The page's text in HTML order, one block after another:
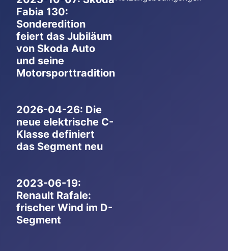
Fabia 130:
Sonderedition
feiert das Jubiläum
von Skoda Auto
und seine
Motorsporttradition
2026-04-26: Die
neue elektrische C-
Klasse definiert
das Segment neu
2023-06-19:
Renault Rafale:
frischer Wind im D-
Segment